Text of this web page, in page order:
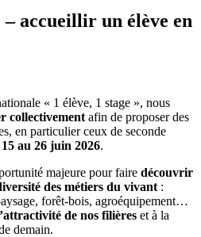
– accueillir un élève en
« 1 élève, 1 stage », nous
collectivement afin de proposer des
en particulier ceux de seconde
15 au 26 juin 2026.
majeure pour faire découvrir
des métiers du vivant :
forêt-bois, agroéquipement…
’attractivité de nos filières et à la
demain.